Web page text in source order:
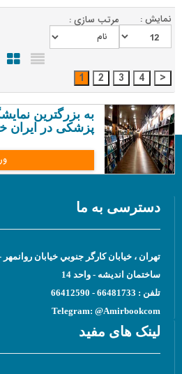
نمایش : مرتب سازی :
به بزرگترین
پزشکی در ایران
دسترسی به ما
ساختمان انديشه - واحد 14
تلفن : 66481733 - 66412590
Telegram: @Amirbookcom
لینک های مفید